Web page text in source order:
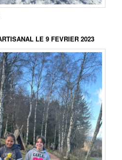
LE 9 FEVRIER 2023